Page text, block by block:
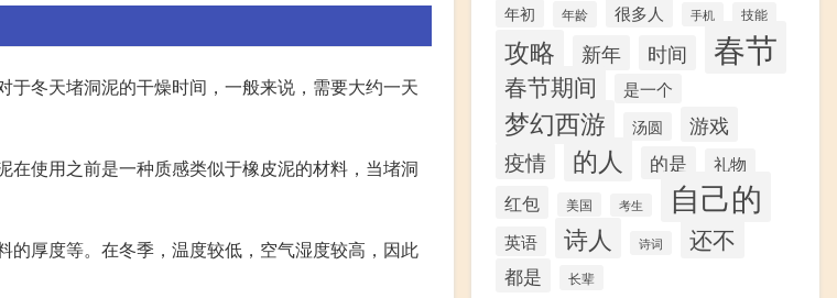
冬天堵洞泥的干燥时间，一般来说，需要大约一天
使用之前是一种质感类似于橡皮泥的材料，当堵洞
厚度等。在冬季，温度较低，空气湿度较高，因此
年初
年龄 很多人 手机 技能
攻略 新年 时间 春节
春节期间 是一个
梦幻西游 汤圆 游戏
疫情 的人 的是 礼物
红包 美国 考生 自己的
英语 诗人 诗词 还不
都是 长辈